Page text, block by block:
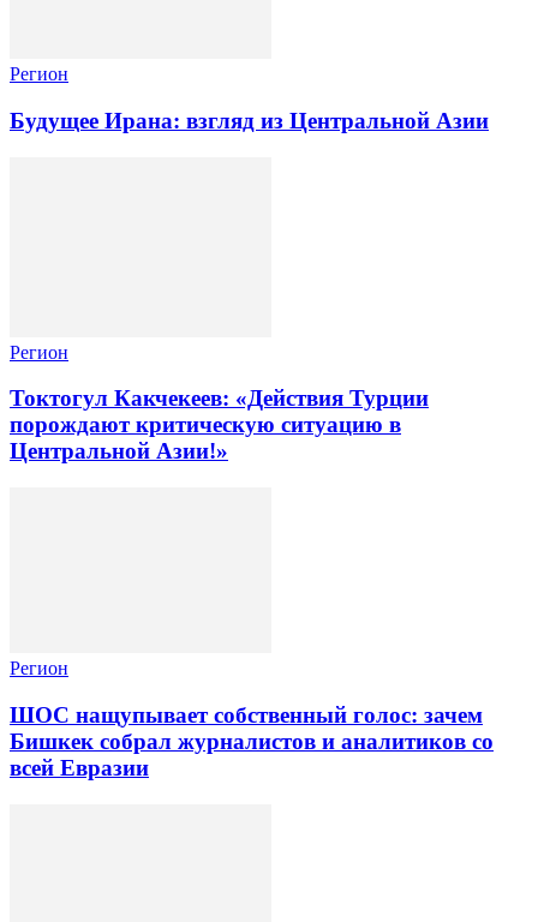
Регион
Будущее Ирана: взгляд из Центральной Азии
Регион
Токтогул Какчекеев: «Действия Турции
порождают критическую ситуацию в
Центральной Азии!»
Регион
ШОС нащупывает собственный голос: зачем
Бишкек собрал журналистов и аналитиков со
всей Евразии